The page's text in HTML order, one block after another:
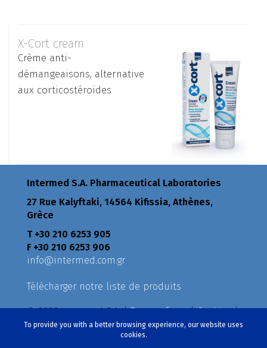
To provide you with a better browsing experience, our website uses
cookies.
X-Cort cream
Crème anti-
démangeaisons, alternative
aux corticostéroïdes
Intermed S.A. Pharmaceutical Laboratories
27 Rue Kalyftaki, 14564 Kifissia, Athènes,
Grèce
Τ +30 210 6253 905
F +30 210 6253 906
info@intermed.com.gr
Télécharger notre liste de produits
© 2026 Intermed S.A. |Terms of use|Cookies|
Privacy Policy|Policies